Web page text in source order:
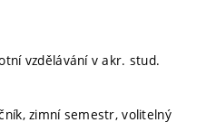
vzdělávání v akr. stud.
zimní semestr, volitelný